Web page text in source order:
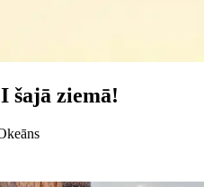
šajā ziemā!